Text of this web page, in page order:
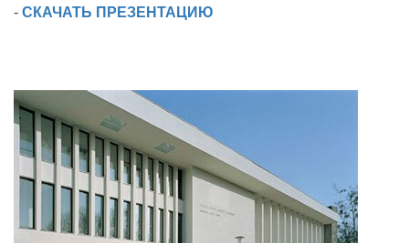
-СКАЧАТЬ ПРЕЗЕНТАЦИЮ